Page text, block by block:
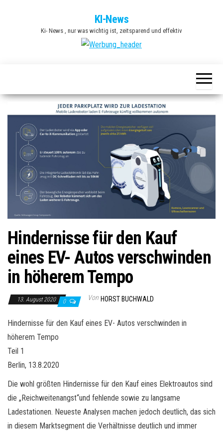
KI-News
Ki- News , nur was wichtig ist, zeitsparend und effektiv
Hindernisse für den Kauf
eines EV- Autos verschwinden
in höherem Tempo
13. August 2020 0 Von HORST BUCHWALD
Hindernisse für den Kauf eines EV- Autos verschwinden in
höherem Tempo
Teil 1
Berlin, 13.8.2020
Die wohl größten Hindernisse für den Kauf eines Elektroautos sind
die „Reichweitenangst“und fehlende sowie zu langsame
Ladestationen. Neueste Analysen machen jedoch deutlich, das sich
in diesem Marktsegment die Verhältnisse deutlich und immer